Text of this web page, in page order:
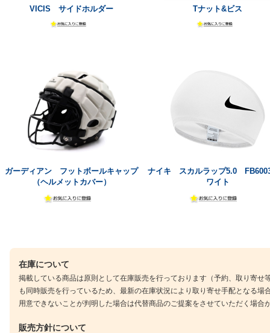
VICIS サイドホルダー Tナット&ビス
ガーディアン フットボールキャップ
（ヘルメットカバー）
ナイキ スカルラップ5.0
ワイト
在庫について
掲載している商品は原則として在庫販売を行っております（予約、取り寄せ
も同時販売を行っているため、最新の在庫状況により取り寄せ手配となる場
用意できないことが判明した場合は代替商品のご提案をさせていただく場合が
販売方針について